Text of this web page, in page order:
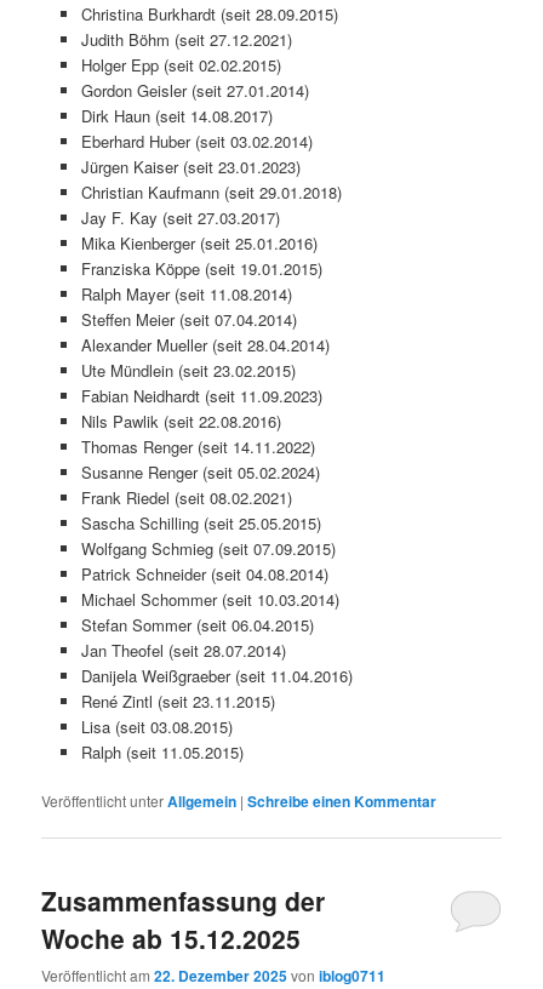
Christina Burkhardt (seit 28.09.2015)
Judith Böhm (seit 27.12.2021)
Holger Epp (seit 02.02.2015)
Gordon Geisler (seit 27.01.2014)
Dirk Haun (seit 14.08.2017)
Eberhard Huber (seit 03.02.2014)
Jürgen Kaiser (seit 23.01.2023)
Christian Kaufmann (seit 29.01.2018)
Jay F. Kay (seit 27.03.2017)
Mika Kienberger (seit 25.01.2016)
Franziska Köppe (seit 19.01.2015)
Ralph Mayer (seit 11.08.2014)
Steffen Meier (seit 07.04.2014)
Alexander Mueller (seit 28.04.2014)
Ute Mündlein (seit 23.02.2015)
Fabian Neidhardt (seit 11.09.2023)
Nils Pawlik (seit 22.08.2016)
Thomas Renger (seit 14.11.2022)
Susanne Renger (seit 05.02.2024)
Frank Riedel (seit 08.02.2021)
Sascha Schilling (seit 25.05.2015)
Wolfgang Schmieg (seit 07.09.2015)
Patrick Schneider (seit 04.08.2014)
Michael Schommer (seit 10.03.2014)
Stefan Sommer (seit 06.04.2015)
Jan Theofel (seit 28.07.2014)
Danijela Weißgraeber (seit 11.04.2016)
René Zintl (seit 23.11.2015)
Lisa (seit 03.08.2015)
Ralph (seit 11.05.2015)
Veröffentlicht unterAllgemein |Schreibe einen Kommentar
Zusammenfassung der
Woche ab 15.12.2025
Veröffentlicht am22. Dezember 2025voniblog0711